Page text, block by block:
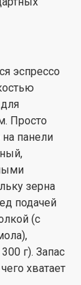
эспрессо
Просто
панели
зерна
подачей
(с
г). Запас
хватает